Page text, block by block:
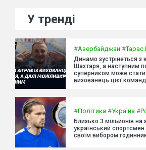
У тренді
#Азербайджан #Тарас
Динамо зустрінеться з
Шахтаря, а наступним
суперником може
вихованець цієї
#Політика #Україна #
Близько 3 мільйонів на
український
своїм вибором